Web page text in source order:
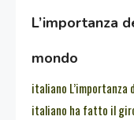
L’importanza
mondo
italiano L’importanza
italiano ha fatto il